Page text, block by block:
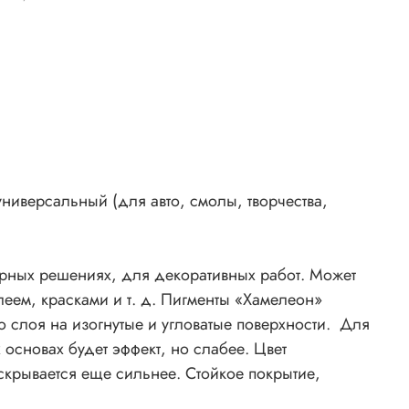
в
(для авто, смолы, творчества,
решениях, для декоративных работ. Может
красками и т. д. Пигменты «Хамелеон»
на изогнутые и угловатые поверхности. Для
будет эффект, но слабее. Цвет
еще сильнее. Стойкое покрытие,